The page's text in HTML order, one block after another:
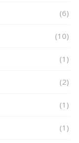
(6)
(10)
(1)
(2)
(1)
(1)